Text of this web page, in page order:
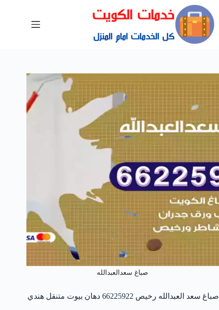
صباغ سعدالعبدالله
صباغ سعد العبدالله رخيص 66225922 دهان بيوت متنقل هندي